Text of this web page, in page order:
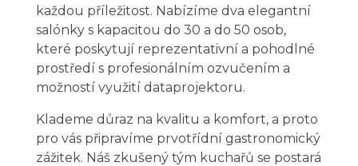
každou příležitost. Nabízíme dva elegantní
salónky s kapacitou do 30 a do 50 osob,
které poskytují reprezentativní a pohodlné
prostředí s profesionálním ozvučením a
možností využití dataprojektoru.
Klademe důraz na kvalitu a komfort, a proto
pro vás připravíme prvotřídní gastronomický
zážitek. Náš zkušený tým kuchařů se postará